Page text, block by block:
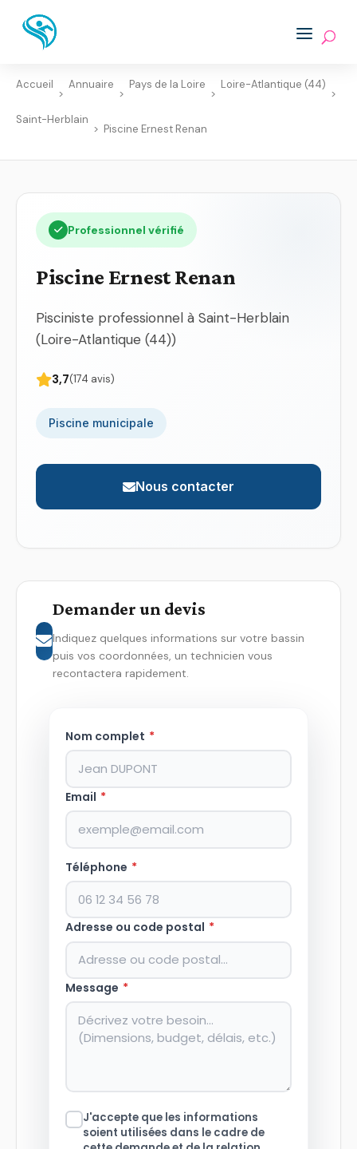
Accueil
>
Annuaire
>
Pays de la Loire
>
Loire-Atlantique (44)
>
Saint-Herblain
> Piscine Ernest Renan
Professionnel vérifié
Piscine Ernest Renan
Pisciniste professionnel à Saint-Herblain
(Loire-Atlantique (44))
3,7(174 avis)
Piscine municipale
Nous contacter
Demander un devis
Indiquez quelques informations sur votre bassin
puis vos coordonnées, un technicien vous
recontactera rapidement.
Nom complet *
Email *
Téléphone *
Adresse ou code postal *
Message *
J'accepte que les informations
soient utilisées dans le cadre de